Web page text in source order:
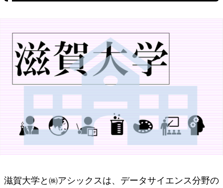
滋賀大学と㈱アシックスは、データサイエンス分野の